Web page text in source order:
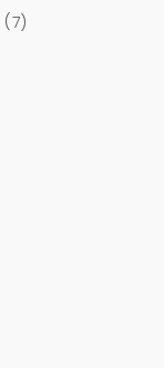
(7)